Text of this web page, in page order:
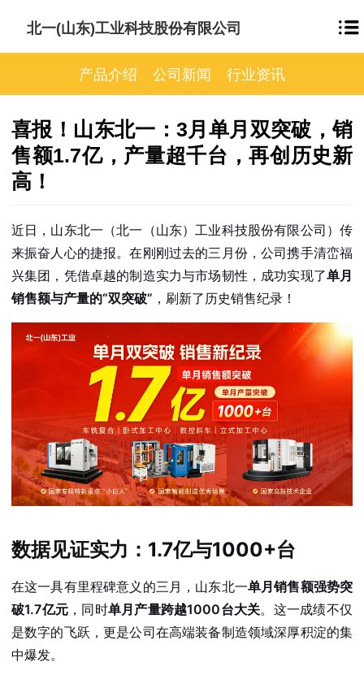
北一(山东)工业科技股份有限公司
产品介绍 公司新闻 行业资讯
喜报！山东北一：3月单月双突破，销
售额1.7亿，产量超千台，再创历史新
高！
近日，山东北一（北一（山东）工业科技股份有限公司）传
来振奋人心的捷报。在刚刚过去的三月份，公司携手清峦福
兴集团，凭借卓越的制造实力与市场韧性，成功实现了单月
销售额与产量的“双突破” ，刷新了历史销售纪录！
数据见证实力：1.7亿与1000+台
在这一具有里程碑意义的三月，山东北一单月销售额强势突
破1.7亿元 ，同时单月产量跨越1000台大关。这一成绩不仅
是数字的飞跃，更是公司在高端装备制造领域深厚积淀的集
中爆发。